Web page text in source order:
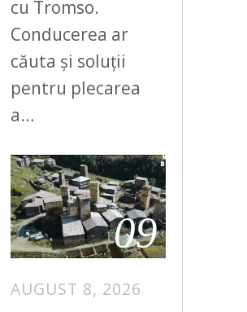
cu Tromso.
Conducerea ar
căuta și soluții
pentru plecarea
a…
09
AUGUST 8, 2026